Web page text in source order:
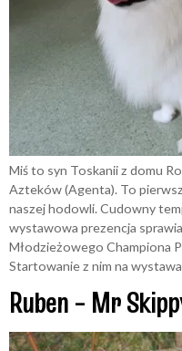
Miś to syn Toskanii z domu
Azteków (Agenta). To
naszej hodowli. Cudowny
wystawowa prezencja
Młodzieżowego Championa
Startowanie z nim na
Ruben – Mr